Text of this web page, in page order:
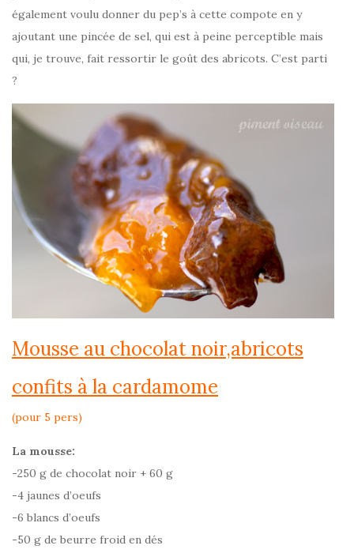
également voulu donner du pep’s à cette compote en y
ajoutant une pincée de sel, qui est à peine perceptible mais
qui, je trouve, fait ressortir le goût des abricots. C’est parti
?
Mousse au chocolat noir,abricots
confits à la cardamome
(pour 5 pers)
La mousse:
-250 g de chocolat noir + 60 g
-4 jaunes d’oeufs
-6 blancs d’oeufs
-50 g de beurre froid en dés